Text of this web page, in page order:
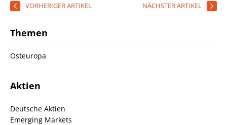
VORHERIGER ARTIKEL NÄCHSTER ARTIKEL
Themen
Osteuropa
Aktien
Deutsche Aktien
Emerging Markets